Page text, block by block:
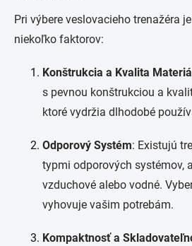
Pri výbere veslovacieho trenažéra
niekoľko faktorov:
Konštrukcia a Kvalita
s pevnou konštrukciou a
ktoré vydržia dlhodobé
Odporový Systém: Existujú
typmi odporových systémov,
vzduchové alebo vodné.
vyhovuje vašim potrebám.
Kompaktnosť a